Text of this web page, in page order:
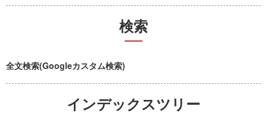
検索
全文検索(Googleカスタム検索)
インデックスツリー